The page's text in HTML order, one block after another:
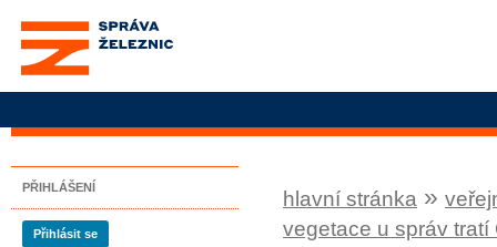
Správa železnic, státní
organizace
PŘIHLÁŠENÍ
Přihlásit se
hlavní stránka »
vegetace u správ